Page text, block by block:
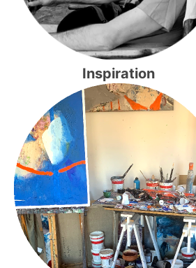
Inspiration